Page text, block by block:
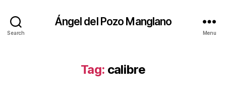
Search
Ángel del Pozo Manglano
Menu
Tag: calibre